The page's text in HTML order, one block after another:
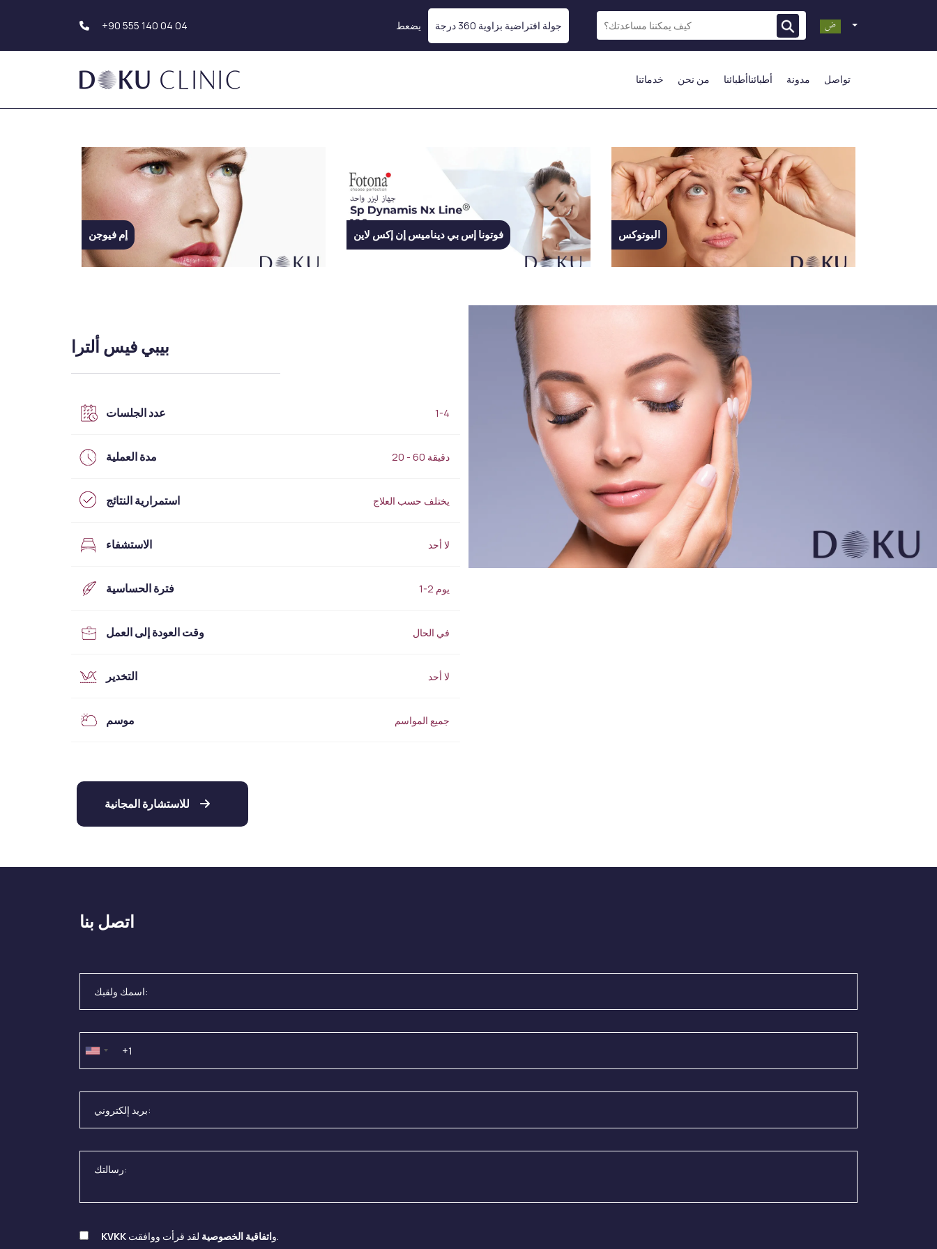
+90 555 140 04 04 يضعط جولة افتراضية بزاوية 360 درجة
خدماتنا
زراعة الشعر
زراعة اللحية ( الذقن)
زراعة الحاجب
علاجات الأسنان
علاجات الليزر
فراكشنال ليزر
إزالة الوشم بالليزر
Emtone
Emsculpt
CoolSculpting
علاج علامات التمدد
شد الوجه والرقبة
جمالية الجفن
تجميل الأذن
تجميل الأنف
تجميل الأنف
تجميل الأنف العرقي
عملية تجميل الأنف
رفع الصدر
التثدي
شد الوجه غير الجراحي
شدّ الوجه بالليزر باستخدام
حشوة الجبين
حشوة أسفل العين بالضوء
حشوة الفك
حقن الفيلر للوجه
تجديد الجلد
الميزوثيرابي
لقاح الرطوبة
الحمض النووي للسلمون
لقاح الكولاجين
إكسير الشباب
علاج النمش والبقع الداكنة
علاج حب الشباب
التقشير الكيميائي للوجه
العناية بالبشرة الطبية بجهاز
من نحن أطبائناأطبائنا مدونة تواصل
إم فيوجن فوتونا إس بي ديناميس إن إكس لاين البوتوكس
بيبي فيس ألترا
عدد الجلسات 1-4
مدة العملية 20 - 60 دقيقة
استمرارية النتائج يختلف حسب العلاج
الاستشفاء لا أحد
فترة الحساسية 1-2 يوم
وقت العودة إلى العمل في الحال
التخدير لا أحد
موسم جميع المواسم
للاستشارة المجانية
اتصل بنا
KVKK واتفاقية الخصوصية لقد قرأت ووافقت.